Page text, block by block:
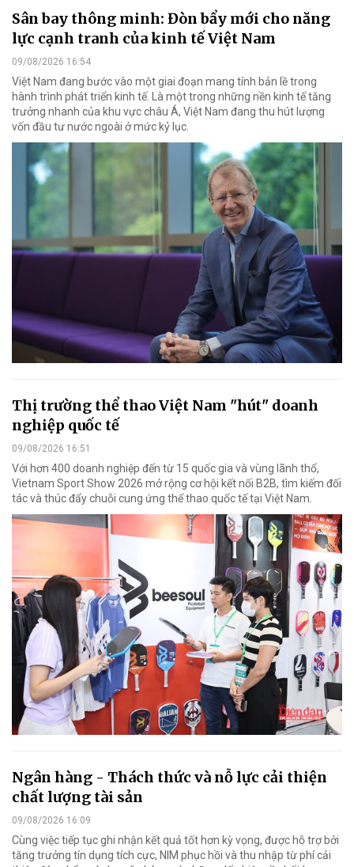
Sân bay thông minh: Đòn bẩy mới cho năng
lực cạnh tranh của kinh tế Việt Nam
09/08/2026 16:54
Việt Nam đang bước vào một giai đoạn mang tính bản lề trong
hành trình phát triển kinh tế. Là một trong những nền kinh tế tăng
trưởng nhanh của khu vực châu Á, Việt Nam đang thu hút lượng
vốn đầu tư nước ngoài ở mức kỷ lục.
Thị trường thể thao Việt Nam "hút" doanh
nghiệp quốc tế
09/08/2026 16:51
Với hơn 400 doanh nghiệp đến từ 15 quốc gia và vùng lãnh thổ,
Vietnam Sport Show 2026 mở rộng cơ hội kết nối B2B, tìm kiếm đối
tác và thúc đẩy chuỗi cung ứng thể thao quốc tế tại Việt Nam.
Ngân hàng - Thách thức và nỗ lực cải thiện
chất lượng tài sản
09/08/2026 16:09
Cùng việc tiếp tục ghi nhận kết quả tốt hơn kỳ vọng, được hỗ trợ bởi
tăng trưởng tín dụng tích cực, NIM phục hồi và thu nhập từ phí cải